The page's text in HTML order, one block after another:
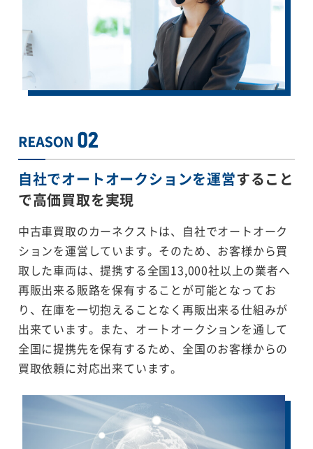
自社でオートオークションを運営すること
で高価買取を実現
中古車買取のカーネクストは、自社でオートオーク
ションを運営しています。そのため、お客様から買
取した車両は、提携する全国13,000社以上の業者へ
再販出来る販路を保有することが可能となってお
り、在庫を一切抱えることなく再販出来る仕組みが
出来ています。また、オートオークションを通して
全国に提携先を保有するため、全国のお客様からの
買取依頼に対応出来ています。